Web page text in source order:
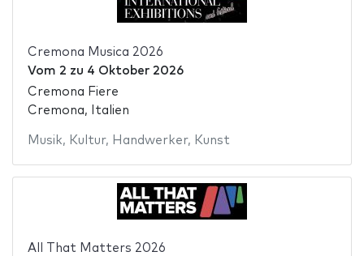
Cremona Musica 2026
Vom 2 zu 4 Oktober 2026
Cremona Fiere
Cremona, Italien
Musik, Kultur, Handwerker, Kunst
All That Matters 2026